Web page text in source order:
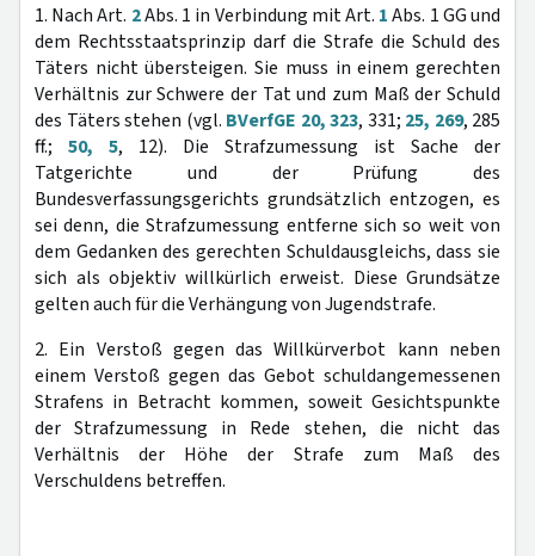
1. Nach Art. 2Abs. 1 in Verbindung mit Art. 1Abs. 1 GG und
dem Rechtsstaatsprinzip darf die Strafe die Schuld des
Täters nicht übersteigen. Sie muss in einem gerechten
Verhältnis zur Schwere der Tat und zum Maß der Schuld
des Täters stehen (vgl. BVerfGE 20, 323, 331; 25, 269, 285
ff.; 50, 5, 12). Die Strafzumessung ist Sache der
Tatgerichte und der Prüfung des
Bundesverfassungsgerichts grundsätzlich entzogen, es
sei denn, die Strafzumessung entferne sich so weit von
dem Gedanken des gerechten Schuldausgleichs, dass sie
sich als objektiv willkürlich erweist. Diese Grundsätze
gelten auch für die Verhängung von Jugendstrafe.
2. Ein Verstoß gegen das Willkürverbot kann neben
einem Verstoß gegen das Gebot schuldangemessenen
Strafens in Betracht kommen, soweit Gesichtspunkte
der Strafzumessung in Rede stehen, die nicht das
Verhältnis der Höhe der Strafe zum Maß des
Verschuldens betreffen.